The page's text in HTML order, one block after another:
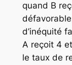
quand B
d’inéquité
A reçoit 4
le taux de